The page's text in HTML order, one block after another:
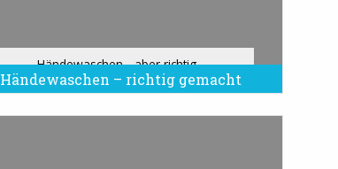
Händewaschen – richtig gemacht
Händewaschen - aber richtig